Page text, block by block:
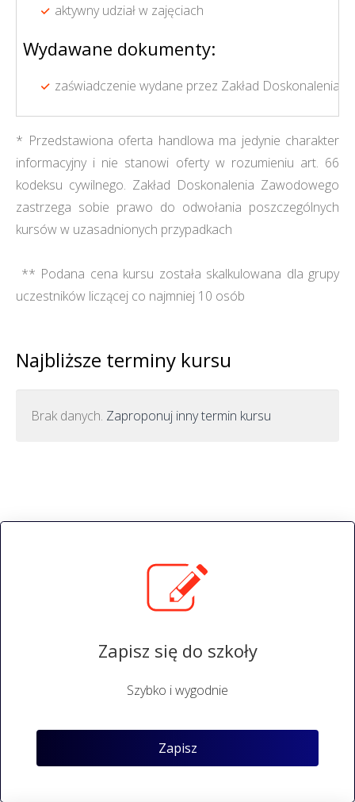
aktywny udział w zajęciach
Wydawane dokumenty:
zaświadczenie wydane przez Zakład Doskonalenia
* Przedstawiona oferta handlowa ma jedynie charakter
informacyjny i nie stanowi oferty w rozumieniu art. 66
kodeksu cywilnego. Zakład Doskonalenia Zawodowego
zastrzega sobie prawo do odwołania poszczególnych
kursów w uzasadnionych przypadkach
** Podana cena kursu została skalkulowana dla grupy
uczestników liczącej co najmniej 10 osób
Najbliższe terminy kursu
Brak danych. Zaproponuj inny termin kursu
Zapisz się do szkoły
Szybko i wygodnie
Zapisz